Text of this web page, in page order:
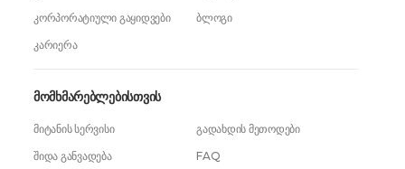
კორპორატიული გაყიდვები
ბლოგი
კარიერა
მომხმარებლებისთვის
მიტანის სერვისი
გადახდის მეთოდები
შიდა განვადება
FAQ